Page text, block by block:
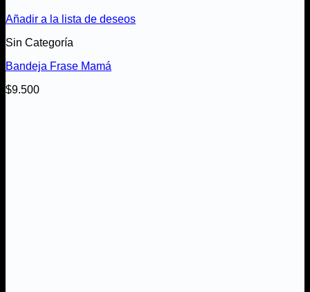
Añadir a la lista de deseos
Sin Categoría
Bandeja Frase Mamá
$9.500